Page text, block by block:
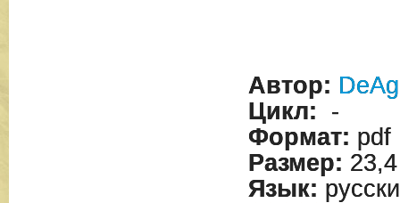
Автор:
Цикл: -
Формат: pdf
Размер:
Язык: